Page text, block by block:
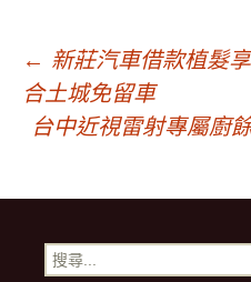
文
章
導
← 新莊汽車借款植髮
合土城免留車
台中近視雷射專屬廚
搜
尋